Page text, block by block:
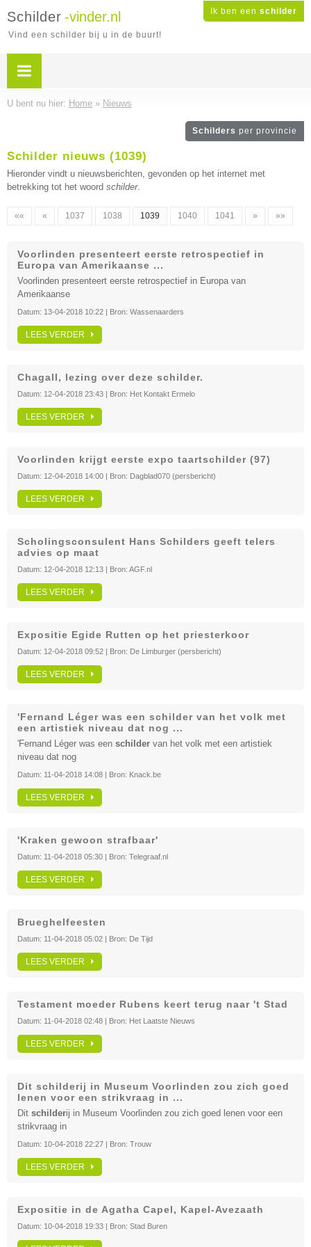
Ik ben een schilder
Schilder -vinder.nl
Vind een schilder bij u in de buurt!
U bent nu hier: Home » Nieuws
Schilders per provincie
Schilder nieuws (1039)
Hieronder vindt u nieuwsberichten, gevonden op het internet met
betrekking tot het woord schilder.
«« « 1037 1038 1039 1040 1041 » »»
Voorlinden presenteert eerste retrospectief in
Europa van Amerikaanse ...
Voorlinden presenteert eerste retrospectief in Europa van
Amerikaanse
Datum: 13-04-2018 10:22 | Bron: Wassenaarders
LEES VERDER
Chagall, lezing over deze schilder.
Datum: 12-04-2018 23:43 | Bron: Het Kontakt Ermelo
LEES VERDER
Voorlinden krijgt eerste expo taartschilder (97)
Datum: 12-04-2018 14:00 | Bron: Dagblad070 (persbericht)
LEES VERDER
Scholingsconsulent Hans Schilders geeft telers
advies op maat
Datum: 12-04-2018 12:13 | Bron: AGF.nl
LEES VERDER
Expositie Egide Rutten op het priesterkoor
Datum: 12-04-2018 09:52 | Bron: De Limburger (persbericht)
LEES VERDER
'Fernand Léger was een schilder van het volk met
een artistiek niveau dat nog ...
'Fernand Léger was een schilder van het volk met een artistiek
niveau dat nog
Datum: 11-04-2018 14:08 | Bron: Knack.be
LEES VERDER
'Kraken gewoon strafbaar'
Datum: 11-04-2018 05:30 | Bron: Telegraaf.nl
LEES VERDER
Brueghelfeesten
Datum: 11-04-2018 05:02 | Bron: De Tijd
LEES VERDER
Testament moeder Rubens keert terug naar 't Stad
Datum: 11-04-2018 02:48 | Bron: Het Laatste Nieuws
LEES VERDER
Dit schilderij in Museum Voorlinden zou zich goed
lenen voor een strikvraag in ...
Dit schilderij in Museum Voorlinden zou zich goed lenen voor een
strikvraag in
Datum: 10-04-2018 22:27 | Bron: Trouw
LEES VERDER
Expositie in de Agatha Capel, Kapel-Avezaath
Datum: 10-04-2018 19:33 | Bron: Stad Buren